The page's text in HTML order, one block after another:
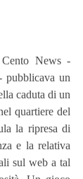
News -
pubblicava un
caduta di un
quartiere del
la ripresa di
e la relativa
sul web a tal